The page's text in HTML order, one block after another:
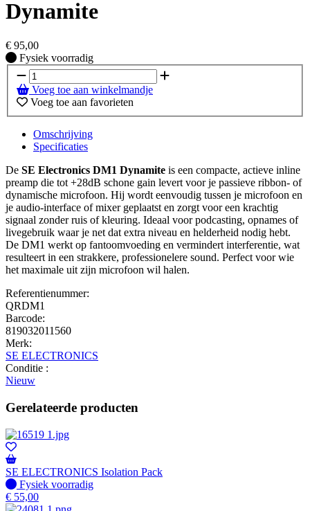
Dynamite
€ 95,00
Fysiek voorradig
Fysiek voorradig
Voeg toe aan winkelmandje
Voeg toe aan favorieten
Omschrijving
Specificaties
De SE Electronics DM1 Dynamite is een compacte, actieve inline
preamp die tot +28dB schone gain levert voor je passieve ribbon- of
dynamische microfoon. Hij wordt eenvoudig tussen je microfoon en
je audio-interface of mixer geplaatst en zorgt voor een krachtig
signaal zonder ruis of kleuring. Ideaal voor podcasting, opnames of
livegebruik waar je net dat extra niveau en helderheid nodig hebt.
De DM1 werkt op fantoomvoeding en vermindert interferentie, wat
resulteert in een strakkere, professionelere sound. Perfect voor wie
het maximale uit zijn microfoon wil halen.
Referentienummer:
QRDM1
Barcode:
819032011560
Merk:
SE ELECTRONICS
Conditie :
Nieuw
Gerelateerde producten
SE ELECTRONICS Isolation Pack
Fysiek voorradig
Fysiek voorradig
€ 55,00